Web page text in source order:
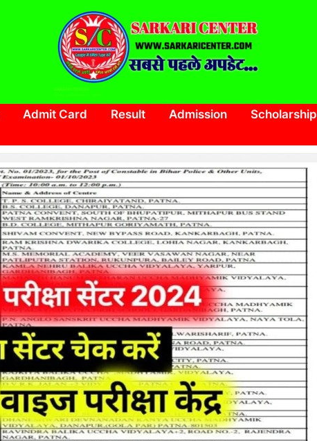
SARKARI CENTER
Admit Card Result Admission
Scholarship